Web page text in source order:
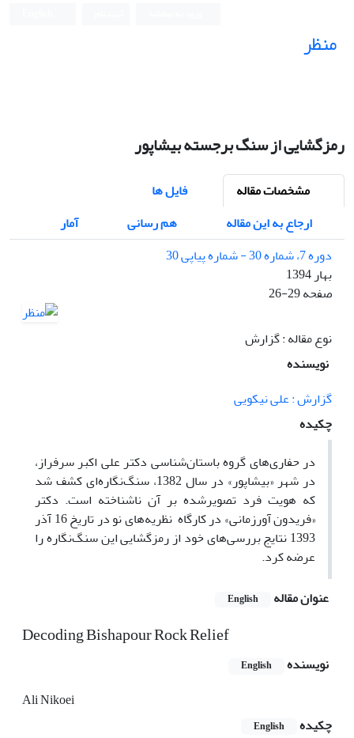
منظر
رمزگشایی از سنگ برجسته بیشاپور
مشخصات مقاله
فایل ها
ارجاع به این مقاله
هم رسانی
آمار
دوره 7، شماره 30 - شماره پیاپی 30
بهار 1394
صفحه26-29
نوع مقاله : گزارش
نویسنده
گزارش : علی نیکویی
چکیده
در حفاری‌های گروه باستان‌شناسی دکتر علی اکبر سرفراز،
در شهر «بیشاپور» در سال 1382، سنگ‌نگاره‌ای کشف شد
که هویت فرد تصویرشده بر آن ناشناخته است. دکتر
«فریدون آورزمانی» در کارگاه نظریه‌‌های نو در تاریخ 16 آذر
1393 نتایج بررسی‌های خود از رمز‌گشایی این سنگ‌نگاره را
عرضه کرد.
عنوان مقاله
English
Decoding Bishapour Rock Relief
نویسنده English
Ali Nikoei
چکیده
English